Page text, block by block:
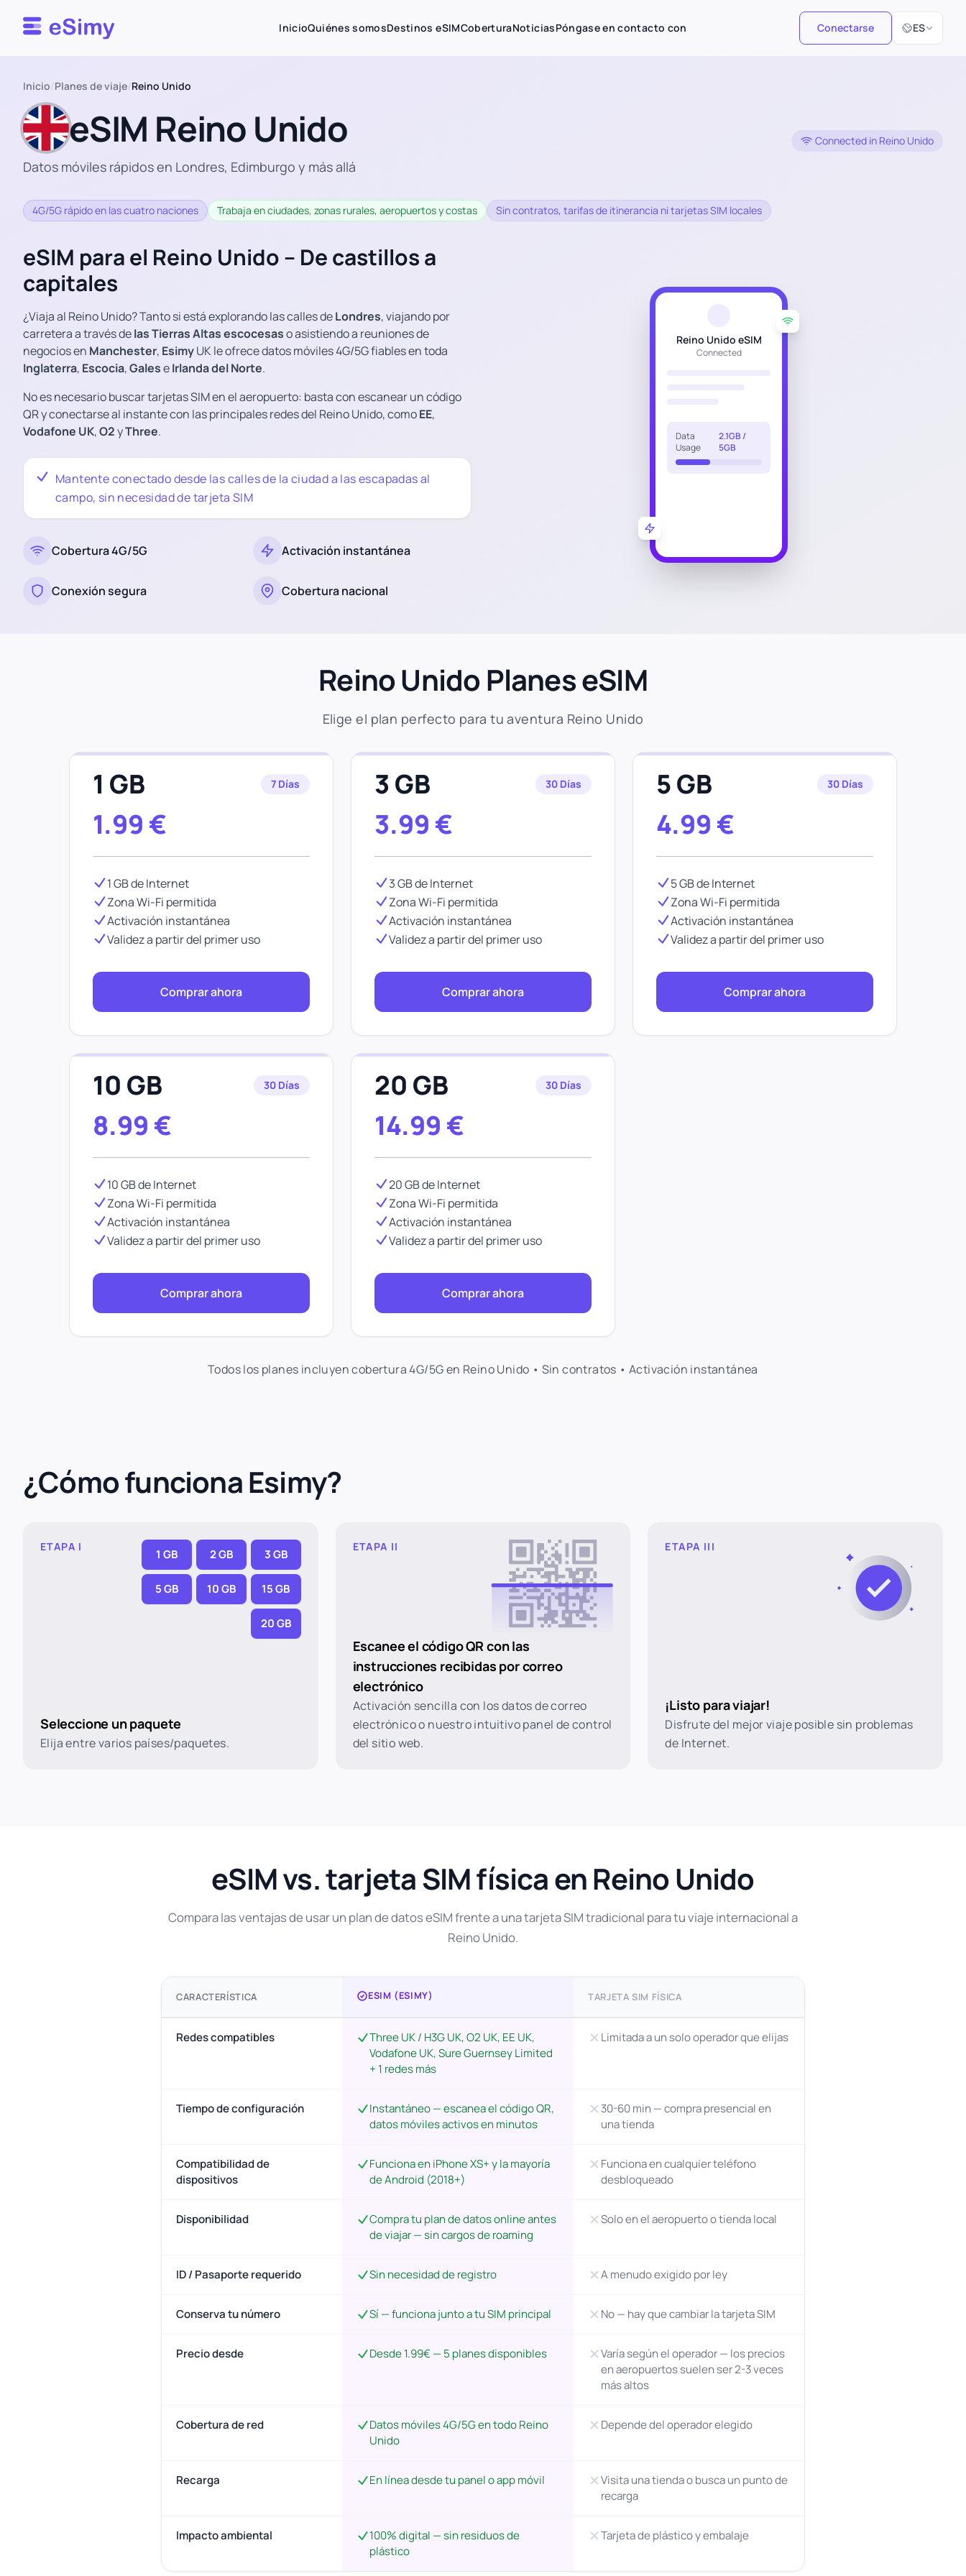
Esimy InicioQuiénes somosDestinos eSIMCoberturaNoticiasPóngase en contacto con Conectarse ES
Seleccionar
Inicio/Planes de viaje/Reino Unido
eSIM Reino Unido
Datos móviles rápidos en Londres, Edimburgo y más allá
Connected in Reino Unido
4G/5G rápido en las cuatro naciones Trabaja en ciudades, zonas rurales, aeropuertos y costas Sin contratos, tarifas de itinerancia ni tarjetas SIM locales
eSIM para el Reino Unido – De castillos a
capitales
¿Viaja al Reino Unido? Tanto si está explorando las calles deLondres, viajando por
carretera a través delas Tierras Altas escocesaso asistiendo a reuniones de
negocios en Manchester, EsimyUK le ofrece datos móviles 4G/5G fiables en toda
Inglaterra, Escocia,GaleseIrlanda del Norte.
No es necesario buscar tarjetas SIM en el aeropuerto: basta con escanear un código
QR y conectarse al instante con las principales redes del Reino Unido, comoEE,
Vodafone UK,O2yThree.
Mantente conectado desde las calles de la ciudad a las escapadas al
campo, sin necesidad de tarjeta SIM
Cobertura 4G/5G Activación instantánea
Conexión segura Cobertura nacional
Reino Unido eSIM
Connected
Data
Usage
2.1GB /
5GB
Reino Unido Planes eSIM
Elige el plan perfecto para tu aventura Reino Unido
1 GB 7 Días
1.99 €
1 GB de Internet
Zona Wi-Fi permitida
Activación instantánea
Validez a partir del primer uso
Comprar ahora
3 GB 30 Días
3.99 €
3 GB de Internet
Zona Wi-Fi permitida
Activación instantánea
Validez a partir del primer uso
Comprar ahora
5 GB 30 Días
4.99 €
5 GB de Internet
Zona Wi-Fi permitida
Activación instantánea
Validez a partir del primer uso
Comprar ahora
10 GB 30 Días
8.99 €
10 GB de Internet
Zona Wi-Fi permitida
Activación instantánea
Validez a partir del primer uso
Comprar ahora
20 GB 30 Días
14.99 €
20 GB de Internet
Zona Wi-Fi permitida
Activación instantánea
Validez a partir del primer uso
Comprar ahora
Todos los planes incluyen cobertura 4G/5G en Reino Unido • Sin contratos • Activación instantánea
¿Cómo funciona Esimy?
ETAPA I
1 GB 2 GB 3 GB
5 GB 10 GB 15 GB
20 GB
Seleccione un paquete
Elija entre varios países/paquetes.
ETAPA II
Escanee el código QR con las
instrucciones recibidas por correo
electrónico
Activación sencilla con los datos de correo
electrónico o nuestro intuitivo panel de control
del sitio web.
ETAPA III
¡Listo para viajar!
Disfrute del mejor viaje posible sin problemas
de Internet.
eSIM vs. tarjeta SIM física en Reino Unido
Compara las ventajas de usar un plan de datos eSIM frente a una tarjeta SIM tradicional para tu viaje internacional a
Reino Unido.
CARACTERÍSTICA ESIM (ESIMY) TARJETA SIM FÍSICA
Redes compatibles
Three UK / H3G UK, O2 UK, EE UK,
Vodafone UK, Sure Guernsey Limited
+ 1 redes más
Limitada a un solo operador que elijas
Tiempo de configuración
Instantáneo — escanea el código QR,
datos móviles activos en minutos
30-60 min — compra presencial en
una tienda
Compatibilidad de
dispositivos
Funciona en iPhone XS+ y la mayoría
de Android (2018+)
Funciona en cualquier teléfono
desbloqueado
Disponibilidad
Compra tu plan de datos online antes
de viajar — sin cargos de roaming
Solo en el aeropuerto o tienda local
ID / Pasaporte requerido Sin necesidad de registro A menudo exigido por ley
Conserva tu número Sí — funciona junto a tu SIM principal No — hay que cambiar la tarjeta SIM
Precio desde Desde 1.99€ — 5 planes disponibles
Varía según el operador — los precios
en aeropuertos suelen ser 2-3 veces
más altos
Cobertura de red
Datos móviles 4G/5G en todo Reino
Unido
Depende del operador elegido
Recarga En línea desde tu panel o app móvil
Visita una tienda o busca un punto de
recarga
Impacto ambiental
100% digital — sin residuos de
plástico
Tarjeta de plástico y embalaje